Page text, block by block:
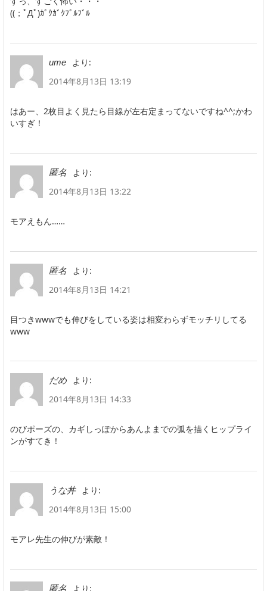
((；ﾟДﾟ)ｶﾞｸｶﾞｸﾌﾞﾙﾌﾞﾙ
ume
より:
2014年8月13日 13:19
はあー、2枚目よく見たら目線が左右定まってないですね^^;かわ
いすぎ！
匿名
より:
2014年8月13日 13:22
モアえもん……
匿名
より:
2014年8月13日 14:21
目つきwwwでも伸びをしている姿は相変わらずモッチリしてる
www
だめ
より:
2014年8月13日 14:33
のびポーズの、カギしっぽからあんよまでの弧を描くヒップライ
ンがすてき！
うな丼
より:
2014年8月13日 15:00
モアレ先生の伸びが素敵！
匿名 より: